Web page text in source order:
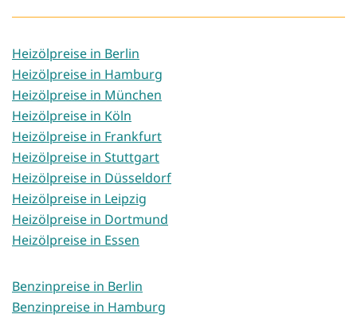
Heizölpreise in Berlin
Heizölpreise in Hamburg
Heizölpreise in München
Heizölpreise in Köln
Heizölpreise in Frankfurt
Heizölpreise in Stuttgart
Heizölpreise in Düsseldorf
Heizölpreise in Leipzig
Heizölpreise in Dortmund
Heizölpreise in Essen
Benzinpreise in Berlin
Benzinpreise in Hamburg